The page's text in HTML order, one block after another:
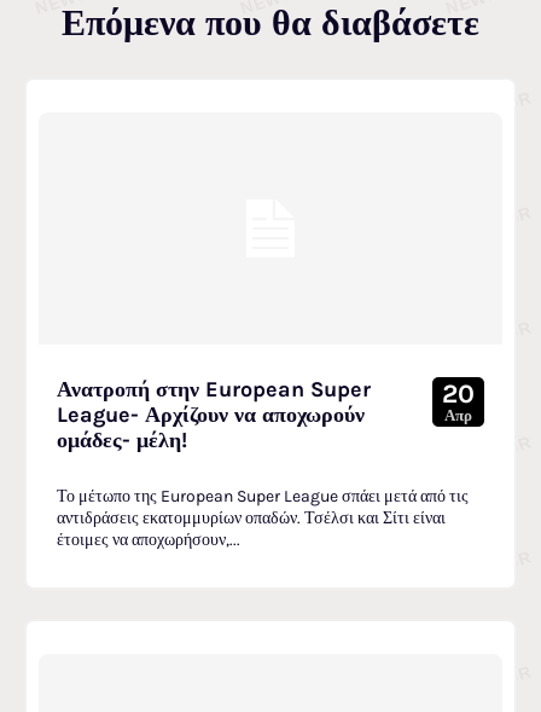
Επόμενα που θα διαβάσετε
Ανατροπή στην European Super
League- Αρχίζουν να αποχωρούν
ομάδες- μέλη!
20
Απρ
Το μέτωπο της European Super League σπάει μετά από τις
αντιδράσεις εκατομμυρίων οπαδών. Τσέλσι και Σίτι είναι
έτοιμες να αποχωρήσουν,...